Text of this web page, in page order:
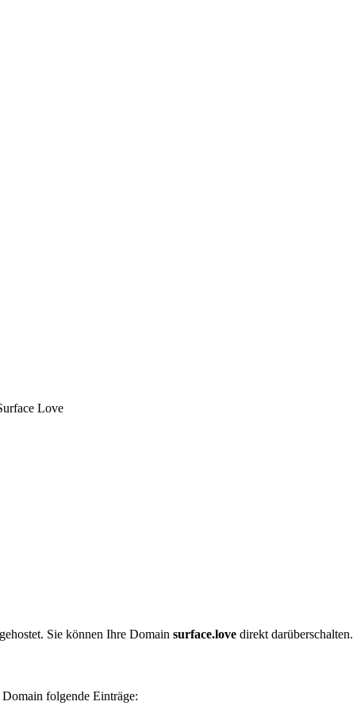
Love
Sie können Ihre Domain surface.love direkt darüberschalten.
folgende Einträge: